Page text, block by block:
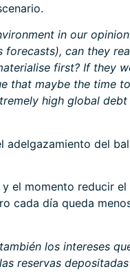
in our
can they
first? If they
that maybe the time
high global
del
el momento reducir
cada día queda
los intereses
reservas